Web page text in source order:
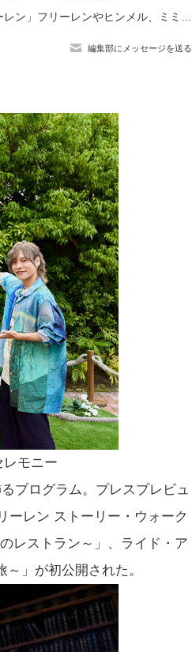
編集部にメッセージを送る
レモニー
プログラム。プレスプレビュ
ーレン ストーリー・ウォーク
レストラン～」、ライド・ア
」が初公開された。